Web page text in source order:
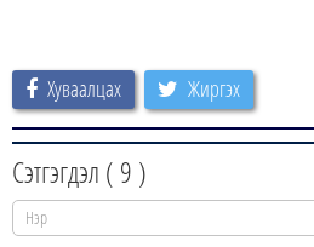
Хуваалцах Жиргэх
Сэтгэгдэл ( 9 )